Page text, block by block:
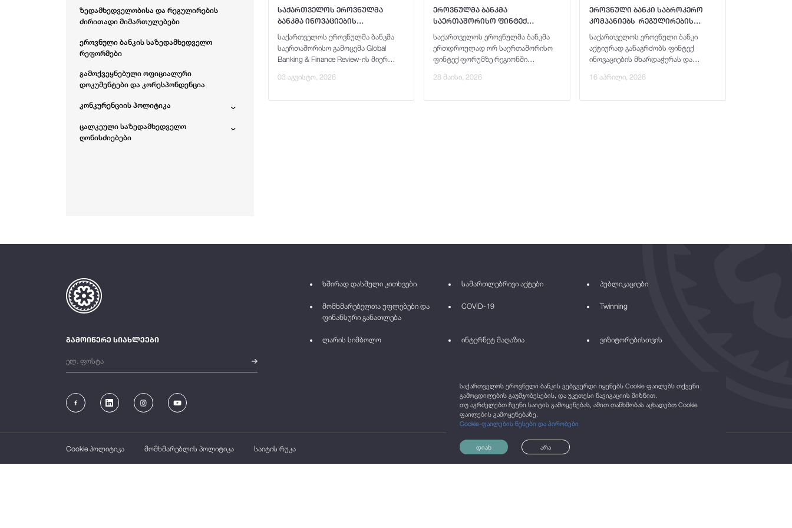
ზედამხედველობისა და რეგულირების
ძირითადი მიმართულებები
ეროვნული ბანკის საზედამხედველო
რეფორმები
გამოქვეყნებული ოფიციალური
დოკუმენტები და კორესპონდენცია
კონკურენციის პოლიტიკა
ცალკეული საზედამხედველო
ღონისძიებები
საქართველოს ეროვნულმა
ბანკმა ინოვაციების
მიმართულებით
საერთაშორისო აღიარება
მოიპოვა
საქართველოს ეროვნულმა ბანკმა
საერთაშორისო გამოცემა Global
Banking & Finance Review-ის მიერ
Finance Awards® 2026-ზე გაიმარჯვა
03 აგვისტო, 2026
ეროვნულმა ბანკმა
საერთაშორისო ფინტექ
ფორუმებზე ინოვაციების
ხელშემწყობი საუკეთესო
ცენტრალური ბანკის აღიარება
მოიპოვა
საქართველოს ეროვნულმა ბანკმა
ერთდროულად ორ საერთაშორისო
ფინტექ ფორუმზე რეგიონში
საუკეთესო ცენტრალური ბანკის
ტექნოლოგიების მიმართულებით ორ
28 მაისი, 2026
ეროვნული ბანკი საბროკერო
კომპანიებს რეგულირების
ლაბორატორიის ტოკენიზებული
ბონდების პროექტში
მონაწილეობას სთავაზობს
საქართველოს ეროვნული ბანკი
აქტიურად განაგრძობს ფინტექ
ინოვაციების მხარდაჭერას და
მნიშვნელოვან პროექტს
დაფუძნებული ფინანსური
16 აპრილი, 2026
საქართველოს ეროვნული ბანკის ვებგვერდი იყენებს Cookie ფაილებს თქვენი
გამოცდილების გაუმჯობესების, და უკეთესი ნავიგაციის მიზნით.
თუ აგრძელებთ ჩვენი საიტის გამოყენებას, ამით თანხმობას აცხადებთ Cookie
ფაილების გამოყენებაზე.
Cookie-ფაილების წესები და პირობები
დიახ არა
გამოიწერე სიახლეები
ხშირად დასმული კითხვები სამართლებრივი აქტები პუბლიკაციები
მომხმარებელთა უფლებები და
ფინანსური განათლება
COVID-19 Twinning
ლარის სიმბოლო ინტერნეტ მაღაზია ვიზიტორებისთვის
Cookie პოლიტიკა მომხმარებლის პოლიტიკა საიტის რუკა ©2021